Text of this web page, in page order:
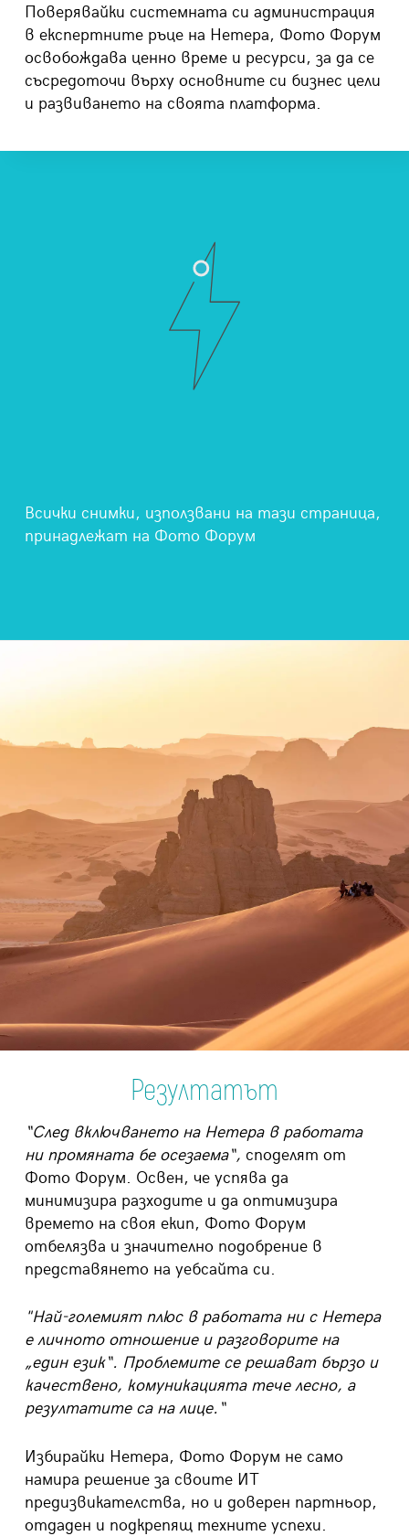
Поверявайки системната си администрация
в експертните ръце на Нетера, Фото Форум
освобождава ценно време и ресурси, за да се
съсредоточи върху основните си бизнес цели
и развиването на своята платформа.
Всички снимки, използвани на тази страница,
принадлежат на Фото Форум
Резултатът
“След включването на Нетера в работата
ни промяната бе осезаема“,споделят от
Фото Форум. Освен, че успява да
минимизира разходите и да оптимизира
времето на своя екип, Фото Форум
отбелязва и значително подобрение в
представянето на уебсайта си.
"Най-големият плюс в работата ни с Нетера
е личното отношение и разговорите на
„един език“. Проблемите се решават бързо и
качествено, комуникацията тече лесно, а
резултатите са на лице.“
Избирайки Нетера, Фото Форум не само
намира решение за своите ИТ
предизвикателства, но и доверен партньор,
отдаден и подкрепящ техните успехи.